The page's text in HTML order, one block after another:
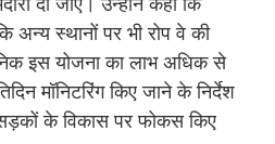
अन्य स्थानों पर भी रोप वे की
इस योजना का लाभ अधिक से
मॉनिटरिंग किए जाने के निर्देश
के विकास पर फोकस किए